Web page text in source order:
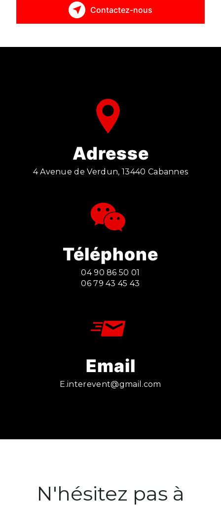
Contactez-nous
Adresse
4 Avenue de Verdun, 13440 Cabannes
Téléphone
04 90 86 50 01
06 79 43 45 43
Email
e.interevent@gmail.com
N'hésitez pas à